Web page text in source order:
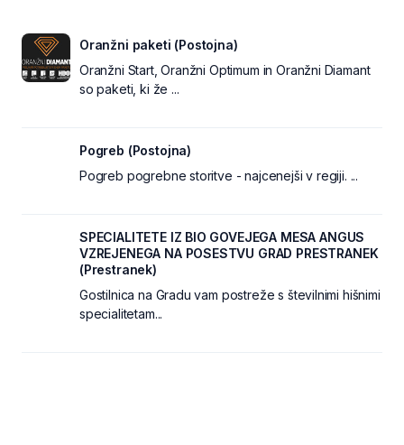
Oranžni paketi (Postojna)
Oranžni Start, Oranžni Optimum in Oranžni Diamant
so paketi, ki že ...
Pogreb (Postojna)
Pogreb pogrebne storitve - najcenejši v regiji. ...
SPECIALITETE IZ BIO GOVEJEGA MESA ANGUS
VZREJENEGA NA POSESTVU GRAD PRESTRANEK
(Prestranek)
Gostilnica na Gradu vam postreže s številnimi hišnimi
specialitetam...